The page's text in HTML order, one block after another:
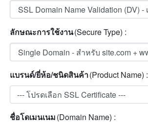
ลักษณะการใช้งาน(Secure Type) :
แบรนด์/ยี่ห้อ/ชนิดสินค้า(Product Name) :
--- โปรดเลือก SSL Certificate ---
ชื่อโดเมนเนม(Domain Name) :